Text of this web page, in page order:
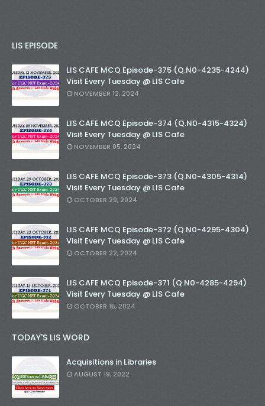
LIS EPISODE
LIS CAFE MCQ Episode-375 (Q.N0-4235-4244)
Visit Every Tuesday @ LIS Cafe
NOVEMBER 12, 2024
LIS CAFE MCQ Episode-374 (Q.N0-4315-4324)
Visit Every Tuesday @ LIS Cafe
NOVEMBER 05, 2024
LIS CAFE MCQ Episode-373 (Q.N0-4305-4314)
Visit Every Tuesday @ LIS Cafe
OCTOBER 29, 2024
LIS CAFE MCQ Episode-372 (Q.N0-4295-4304)
Visit Every Tuesday @ LIS Cafe
OCTOBER 22, 2024
LIS CAFE MCQ Episode-371 (Q.N0-4285-4294)
Visit Every Tuesday @ LIS Cafe
OCTOBER 15, 2024
TODAY'S LIS WORD
Acquisitions in Libraries
AUGUST 19, 2022